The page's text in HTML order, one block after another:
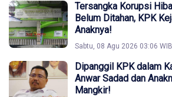
Tersangka Korupsi
Belum Ditahan, KPK
Anaknya!
Sabtu, 08 Agu 2026 03:06 WIB
Dipanggil KPK dalam
Anwar Sadad dan
Mangkir!